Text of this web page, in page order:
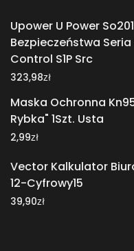
Upower U Power
Bezpieczeństwa
Control S1P Src
323,98zł
Maska Ochronna
Rybka" 1Szt. Usta
2,99zł
Vector Kalkulator
12-Cyfrowy15
39,90zł